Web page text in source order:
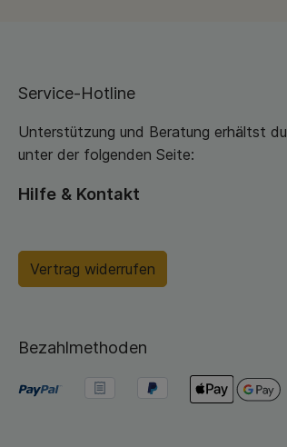
Service-Hotline
Unterstützung und Beratung erhältst du
unter der folgenden Seite:
Hilfe & Kontakt
Vertrag widerrufen
Bezahlmethoden